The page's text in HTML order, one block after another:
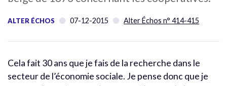
ALTER ÉCHOS 07-12-2015 Alter Échos n° 414-415
Cela fait 30 ans que je fais de la recherche dans le
secteur de l’économie sociale. Je pense donc que je